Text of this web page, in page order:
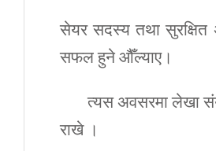
सेयर सदस्य तथा सुरक्षित
सफल हुने औँल्याए।
त्यस अवसरमा लेखा
राखे ।